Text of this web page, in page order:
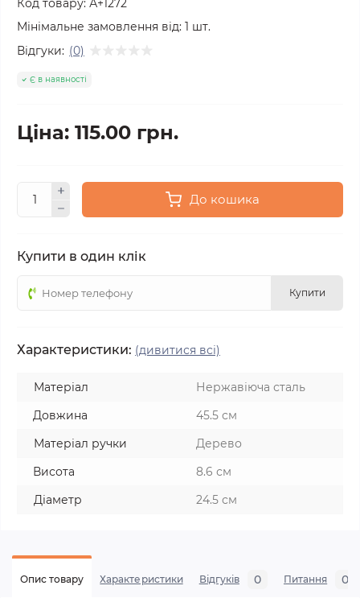
Код товару: А+1272
Мінімальне замовлення від: 1 шт.
Відгуки: (0)
Є в наявності
Ціна: 115.00 грн.
До кошика
Купити в один клік
Купити
Характеристики: (дивитися всі)
Матеріал
Нержавіюча сталь
Довжина
45.5 см
Матеріал ручки
Дерево
Висота
8.6 см
Діаметр
24.5 см
Опис товару Характеристики Відгуків 0 Питання 0